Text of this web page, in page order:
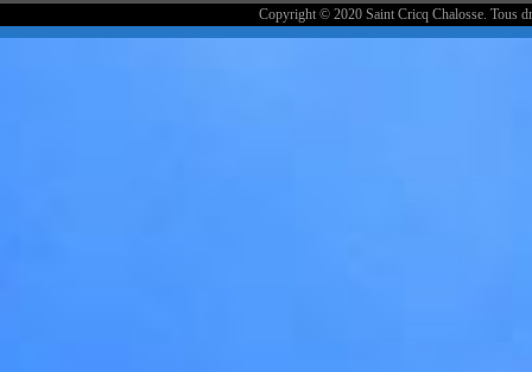
Copyright © 2020 Saint Cricq Chalosse. Tous